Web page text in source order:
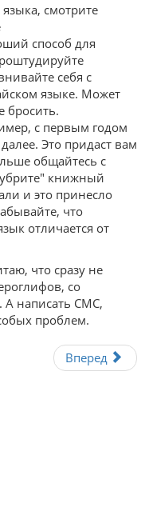
смотрите
способ для
себя с
языке. Может
бросить.
с первым годом
Это придаст вам
общайтесь с
книжный
и это принесло
что
отличается от
что сразу не
со
А написать СМС,
проблем.
Вперед